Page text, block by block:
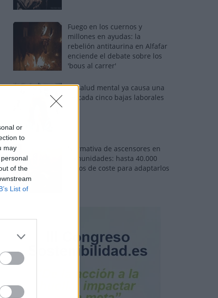
or
to
may
of the
List of
Fuego en los cuernos y
millones en ayudas: la
rebelión antitaurina en Alfafar
enciende el debate sobre los
'bous al carrer'
La salud mental ya causa una
de cada cinco bajas laborales
Normativa de ascensores en
comunidades: hasta 40.000
euros de coste para adaptarlos